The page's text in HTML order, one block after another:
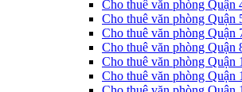
Cho thuê văn phòng Quận
Cho thuê văn phòng Quận
Cho thuê văn phòng Quận
Cho thuê văn phòng Quận
Cho thuê văn phòng Quận
Cho thuê văn phòng Quận